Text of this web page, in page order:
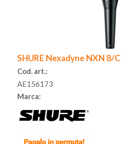
SHURE Nexadyne NXN 8/C
Cod. art.:
AE156173
Marca: